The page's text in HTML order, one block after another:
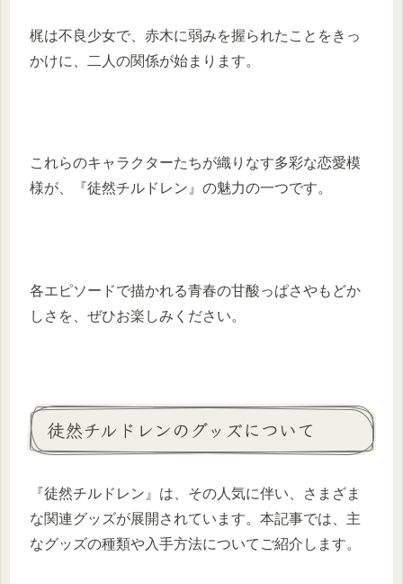
梶は不良少女で、赤木に弱みを握られたことをきっ
かけに、二人の関係が始まります。
これらのキャラクターたちが織りなす多彩な恋愛模
様が、『徒然チルドレン』の魅力の一つです。
各エピソードで描かれる青春の甘酸っぱさやもどか
しさを、ぜひお楽しみください。
徒然チルドレンのグッズについて
『徒然チルドレン』は、その人気に伴い、さまざま
な関連グッズが展開されています。本記事では、主
なグッズの種類や入手方法についてご紹介します。